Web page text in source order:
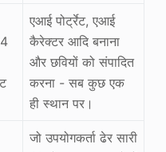
एआई पोर्ट्रेट, एआई
कैरेक्टर आदि बनाना
और छवियों को संपादित
करना - सब कुछ एक
ही स्थान पर।
जो उपयोगकर्ता ढेर सारी